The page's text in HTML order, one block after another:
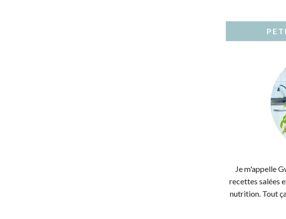
Je m'appelle
recettes salées
nutrition. Tout